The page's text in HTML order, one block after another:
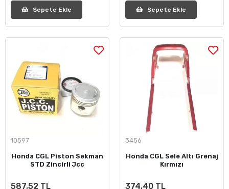
Sepete Ekle Sepete Ekle
10597
Honda CGL Piston Sekman
STD Zincirli Jcc
587,52 TL
3456
Honda CGL Sele Altı Grenaj
Kırmızı
374,40 TL